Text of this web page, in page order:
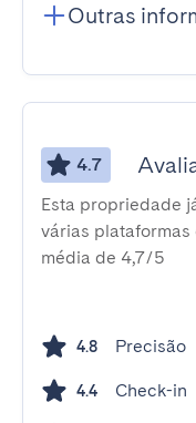
Outras
4.7
Esta propriedade
várias plataformas
média de 4,7/5
4.8 Precisão
4.4 Check-in